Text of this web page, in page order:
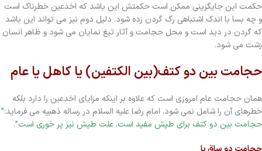
حکمت این جایگزینی ممکن است حکمتش این باشد که اخدعین خطرناک است
و چه بسا با اندک اشتباهی رگ گردن زده شود. دلیل دوم نیز می تواند این باشد
که گردن در دید است و محل حجامت و آثار تیغ نمایان می شود و ظاهر انسان
زشت می شود.
حجامت بین دو کتف(بین الکتفین) یا کاهل یا عام
همان حجامت عام امروزی است که علاوه بر اینکه مزایای اخدعین را دارد بلکه
خطرهای آن را شامل نمی شود. امام رضا علیه السلام در رساله ذهبیه می فرماید:”
حجامت بین دو کتف برای طپش مفید است. علت طپش نیز پر خوری است”.